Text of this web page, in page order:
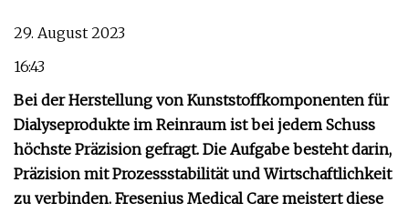
29. August 2023
16:43
Bei der Herstellung von Kunststoffkomponenten für
Dialyseprodukte im Reinraum ist bei jedem Schuss
höchste Präzision gefragt. Die Aufgabe besteht darin,
Präzision mit Prozessstabilität und Wirtschaftlichkeit
zu verbinden. Fresenius Medical Care meistert diese